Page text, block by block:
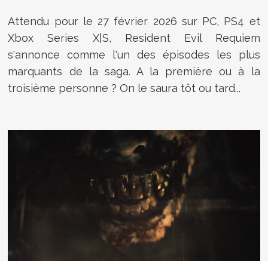
Attendu pour le 27 février 2026 sur PC, PS4 et
Xbox Series X|S, Resident Evil Requiem
s'annonce comme l'un des épisodes les plus
marquants de la saga. A la première ou à la
troisième personne ? On le saura tôt ou tard...